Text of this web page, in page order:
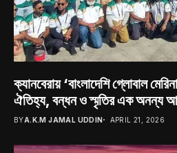
ক্যানবেরায় ‘বাংলাদেশি গ্লোবাল
ঐতিহ্য, বন্ধন ও স্মৃতির এক অনন্য
BYA.K.M JAMAL UDDIN APRIL 21, 2026